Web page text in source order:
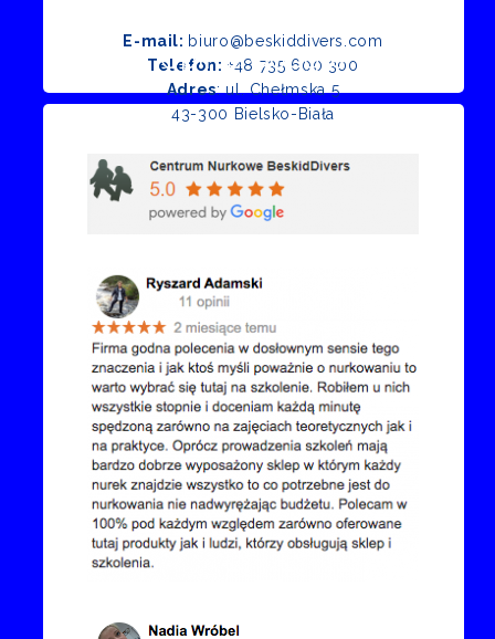
E-mail: biuro@beskiddivers.com
Telefon: +48 735 600 300
Adres: ul. Chełmska 5
43-300 Bielsko-Biała
Opinie Google